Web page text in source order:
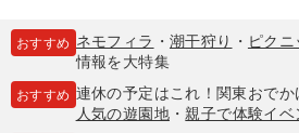
おすすめ ネモフィラ ・ 潮干狩り ・ ピクニ
情報を大特集
おすすめ 連休の予定はこれ！関東おでか
人気の遊園地・親子で体験イベ